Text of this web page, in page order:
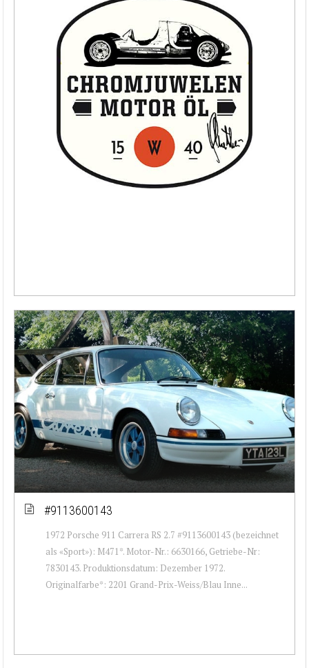
#9113600143
1972 Porsche 911 Carrera RS 2.7 #9113600143 (bezeichnet
als «Sport»): M471*. Motor-Nr.: 6630166, Getriebe-Nr:
7830143. Produktionsdatum: Dezember 1972.
Originalfarbe*: 2201 Grand-Prix-Weiss/Blau Inne...